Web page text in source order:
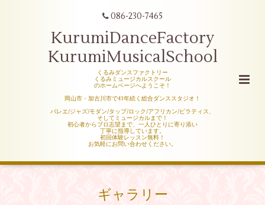
086-230-7465
KurumiDanceFactory
KurumiMusicalSchool
くるみダンスファクトリー
くるみミュージカルスクール
のホームページへようこそ！
岡山市・加古川市で43年続く総合ダンススタジオ！
バレエ/ジャズ/モダン/タップ/ロック/アフリカン/ピラティス、
そしてミュージカルまで！
初心者からプロ志望まで、一人ひとりに寄り添い
丁寧に指導しています。
初回体験レッスン無料！
お気軽にお問い合わせください。
ギャラリー